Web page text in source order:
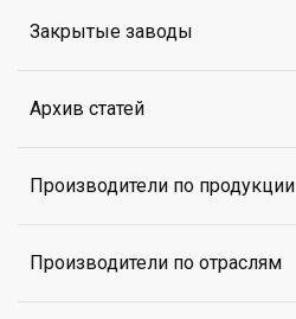
Закрытые заводы
Архив статей
Производители по продукции
Производители по отраслям